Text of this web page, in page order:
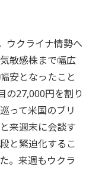
ウクライナ情勢へ
敏感株まで幅広
安となったこと
の27,000円を割り
って米国のブリ
来週末に会談す
と緊迫化するこ
。来週もウクラ